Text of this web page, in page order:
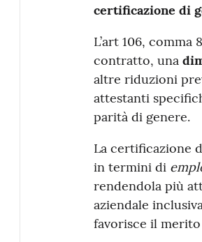
certificazione di
L’art 106,
contratto, una
altre riduzioni
attestanti
parità di genere.
La certificazione
in termini di
rendendola più
aziendale
favorisce il